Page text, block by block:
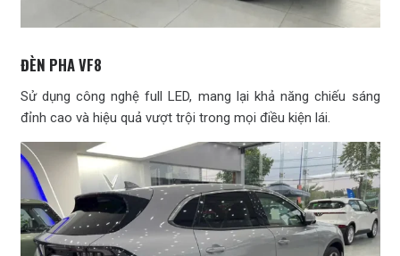
ĐÈN PHA VF8
Sử dụng công nghệ full LED, mang lại khả năng chiếu sáng
đỉnh cao và hiệu quả vượt trội trong mọi điều kiện lái.